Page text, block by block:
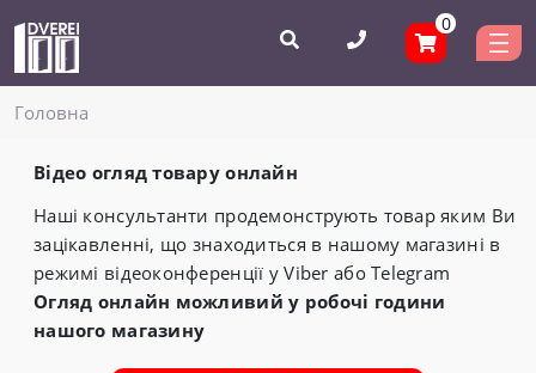
0
Головнa
Відео огляд товару онлайн
Наші консультанти продемонструють товар яким Ви
зацікавленні, що знаходиться в нашому магазині в
режимі відеоконференції у Viber або Telegram
Огляд онлайн можливий у робочі години
нашого магазину